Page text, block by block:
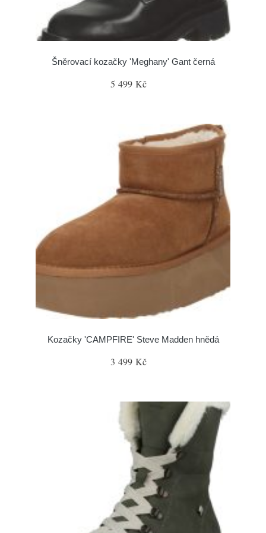
Šněrovací kozačky 'Meghany' Gant černá
5 499 Kč
Kozačky 'CAMPFIRE' Steve Madden hnědá
3 499 Kč